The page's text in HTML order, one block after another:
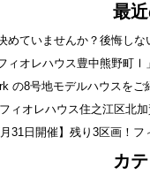
最
めていませんか？後悔し
ィオレハウス豊中熊野町
の8号地モデルハウスを
フィオレハウス住之江区北
月31日開催】残り3区画！
カ